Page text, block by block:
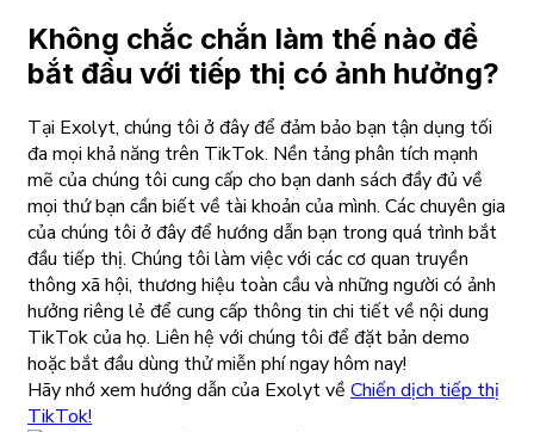
Không chắc chắn làm thế nào để
bắt đầu với tiếp thị có ảnh hưởng?
Tại Exolyt, chúng tôi ở đây để đảm bảo bạn tận dụng tối
đa mọi khả năng trên TikTok. Nền tảng phân tích mạnh
mẽ của chúng tôi cung cấp cho bạn danh sách đầy đủ về
mọi thứ bạn cần biết về tài khoản của mình. Các chuyên gia
của chúng tôi ở đây để hướng dẫn bạn trong quá trình bắt
đầu tiếp thị. Chúng tôi làm việc với các cơ quan truyền
thông xã hội, thương hiệu toàn cầu và những người có ảnh
hưởng riêng lẻ để cung cấp thông tin chi tiết về nội dung
TikTok của họ. Liên hệ với chúng tôi để đặt bản demo
hoặc bắt đầu dùng thử miễn phí ngay hôm nay!
Hãy nhớ xem hướng dẫn của Exolyt về Chiến dịch tiếp thị
TikTok!